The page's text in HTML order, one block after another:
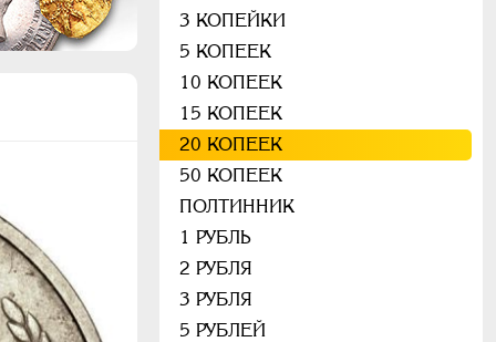
3 КОПЕЙКИ
5 КОПЕЕК
10 КОПЕЕК
15 КОПЕЕК
20 КОПЕЕК
50 КОПЕЕК
ПОЛТИННИК
1 РУБЛЬ
2 РУБЛЯ
3 РУБЛЯ
5 РУБЛЕЙ